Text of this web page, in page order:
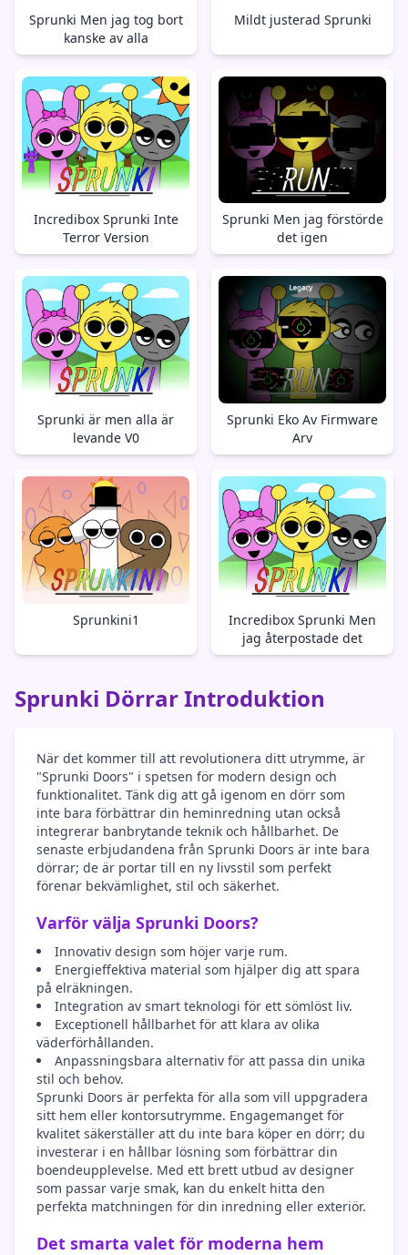
Sprunki Men jag tog bort
kanske av alla
Mildt justerad Sprunki
Incredibox Sprunki Inte
Terror Version
Sprunki Men jag förstörde
det igen
Sprunki är men alla är
levande V0
Sprunki Eko Av Firmware
Arv
Sprunkini1
Incredibox Sprunki Men
jag återpostade det
Sprunki Dörrar Introduktion
När det kommer till att revolutionera ditt utrymme, är
"Sprunki Doors" i spetsen för modern design och
funktionalitet. Tänk dig att gå igenom en dörr som
inte bara förbättrar din heminredning utan också
integrerar banbrytande teknik och hållbarhet. De
senaste erbjudandena från Sprunki Doors är inte bara
dörrar; de är portar till en ny livsstil som perfekt
förenar bekvämlighet, stil och säkerhet.
Varför välja Sprunki Doors?
Innovativ design som höjer varje rum.
Energieffektiva material som hjälper dig att spara
på elräkningen.
Integration av smart teknologi för ett sömlöst liv.
Exceptionell hållbarhet för att klara av olika
väderförhållanden.
Anpassningsbara alternativ för att passa din unika
stil och behov.
Sprunki Doors är perfekta för alla som vill uppgradera
sitt hem eller kontorsutrymme. Engagemanget för
kvalitet säkerställer att du inte bara köper en dörr; du
investerar i en hållbar lösning som förbättrar din
boendeupplevelse. Med ett brett utbud av designer
som passar varje smak, kan du enkelt hitta den
perfekta matchningen för din inredning eller exteriör.
Det smarta valet för moderna hem